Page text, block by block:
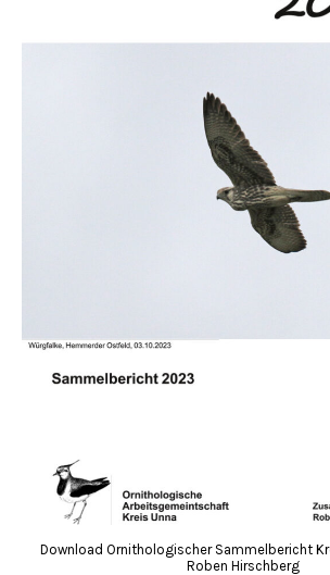
Download Ornithologischer Sammelbericht
Roben Hirschberg